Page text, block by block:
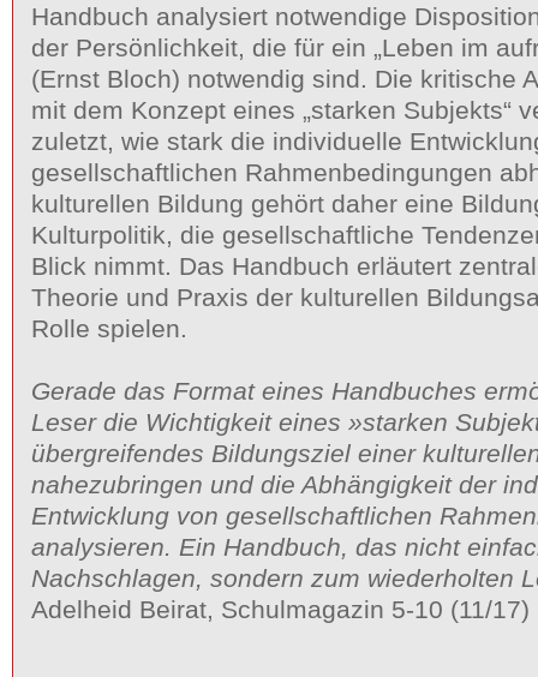
Handbuch analysiert notwendige
der Persönlichkeit, die für ein „Leben im
(Ernst Bloch) notwendig sind. Die kritische
mit dem Konzept eines „starken Subjekts“
zuletzt, wie stark die individuelle
gesellschaftlichen Rahmenbedingungen
kulturellen Bildung gehört daher eine
Kulturpolitik, die gesellschaftliche
Blick nimmt. Das Handbuch erläutert
Theorie und Praxis der kulturellen
Rolle spielen.
Gerade das Format eines Handbuches
Leser die Wichtigkeit eines »starken
übergreifendes Bildungsziel einer
nahezubringen und die Abhängigkeit der
Entwicklung von gesellschaftlichen
analysieren. Ein Handbuch, das nicht
Nachschlagen, sondern zum wiederholten
Adelheid Beirat, Schulmagazin 5-10 (11/17)